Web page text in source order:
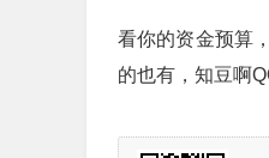
看你的资金预算
的也有，知豆啊